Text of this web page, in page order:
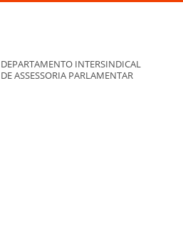
DEPARTAMENTO INTERSINDICAL
DE ASSESSORIA PARLAMENTAR